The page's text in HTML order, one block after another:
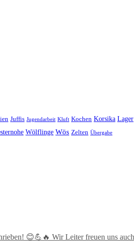
Juffis Jugendarbeit Kluft Kochen Korsika Lager
Wölflinge Wös Zelten Übergabe
😊💪🔥 Wir Leiter freuen uns